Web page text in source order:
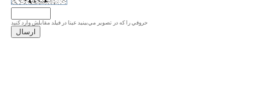
حروفي را كه در تصوير مي‌بينيد عينا در فيلد مقابلش وارد كنيد